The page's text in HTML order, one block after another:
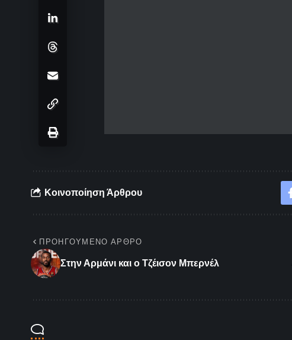
Κοινοποίηση Άρθρου
ΠΡΟΗΓΟΎΜΕΝΟ ΆΡΘΡΟ
Στην Αρμάνι και ο Τζέισον Μπερνέλ